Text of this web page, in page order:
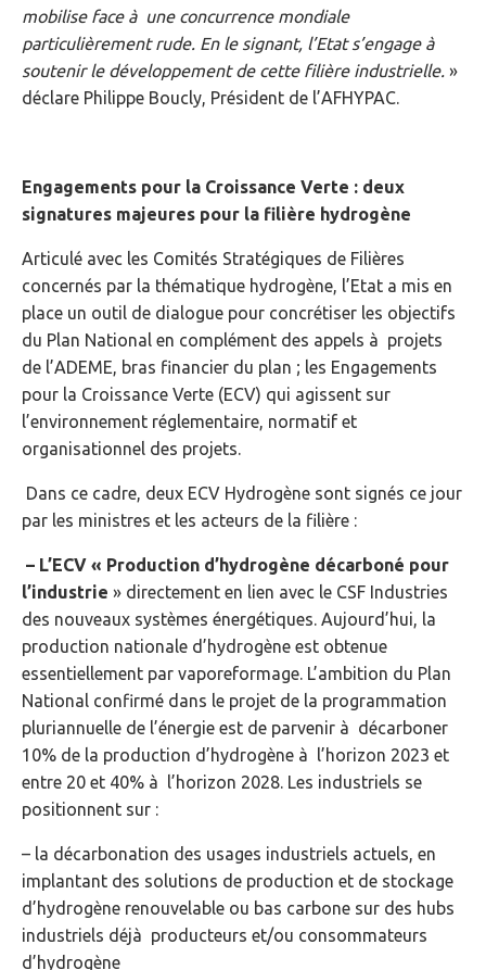
mobilise face à une concurrence mondiale
particulièrement rude. En le signant, l’Etat s’engage à
soutenir le développement de cette filière industrielle. »
déclare Philippe Boucly, Président de l’AFHYPAC.
Engagements pour la Croissance Verte : deux
signatures majeures pour la filière hydrogène
Articulé avec les Comités Stratégiques de Filières
concernés par la thématique hydrogène, l’Etat a mis en
place un outil de dialogue pour concrétiser les objectifs
du Plan National en complément des appels à projets
de l’ADEME, bras financier du plan ; les Engagements
pour la Croissance Verte (ECV) qui agissent sur
l’environnement réglementaire, normatif et
organisationnel des projets.
Dans ce cadre, deux ECV Hydrogène sont signés ce jour
par les ministres et les acteurs de la filière :
– L’ECV « Production d’hydrogène décarboné pour
l’industrie » directement en lien avec le CSF Industries
des nouveaux systèmes énergétiques. Aujourd’hui, la
production nationale d’hydrogène est obtenue
essentiellement par vaporeformage. L’ambition du Plan
National confirmé dans le projet de la programmation
pluriannuelle de l’énergie est de parvenir à décarboner
10% de la production d’hydrogène à l’horizon 2023 et
entre 20 et 40% à l’horizon 2028. Les industriels se
positionnent sur :
– la décarbonation des usages industriels actuels, en
implantant des solutions de production et de stockage
d’hydrogène renouvelable ou bas carbone sur des hubs
industriels déjà producteurs et/ou consommateurs
d’hydrogène